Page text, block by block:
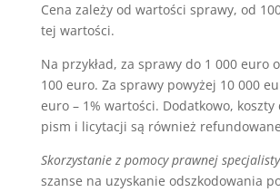
Cena zależy od wartości sprawy, od
tej wartości.
Na przykład, za sprawy do 1 000 euro
100 euro. Za sprawy powyżej 10 000
euro – 1% wartości. Dodatkowo, koszty
pism i licytacji są również
Skorzystanie z pomocy prawnej specjalisty
szanse na uzyskanie odszkodowania